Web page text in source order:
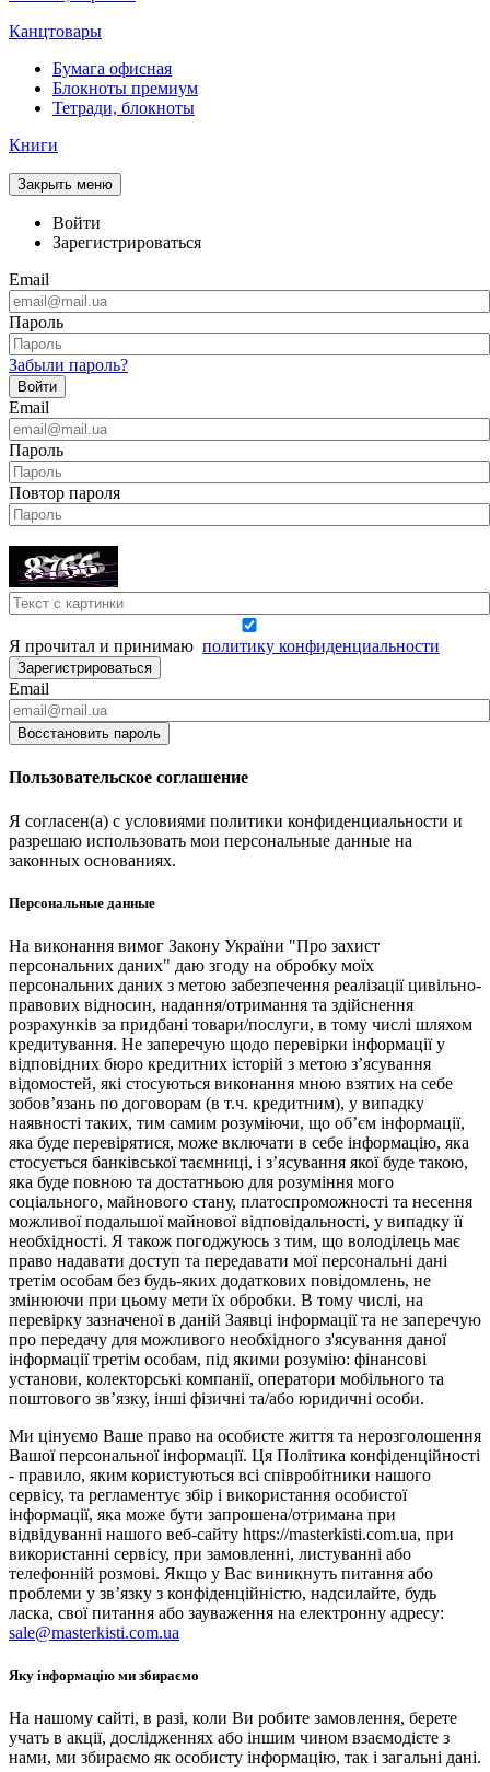
Канцтовары
Бумага офисная
Блокноты премиум
Тетради, блокноты
Книги
Закрыть меню
Войти
Зарегистрироваться
Email
Пароль
Забыли пароль?
Войти
Email
Пароль
Повтор пароля
Я прочитал и принимаю политику конфиденциальности
Зарегистрироваться
Email
Восстановить пароль
Пользовательское соглашение
Я согласен(а) с условиями политики конфиденциальности и
разрешаю использовать мои персональные данные на
законных основаниях.
Персональные данные
На виконання вимог Закону України "Про захист
персональних даних" даю згоду на обробку моїх
персональних даних з метою забезпечення реалізації цивільно-
правових відносин, надання/отримання та здійснення
розрахунків за придбані товари/послуги, в тому числі шляхом
кредитування. Не заперечую щодо перевірки інформації у
відповідних бюро кредитних історій з метою з’ясування
відомостей, які стосуються виконання мною взятих на себе
зобов’язань по договорам (в т.ч. кредитним), у випадку
наявності таких, тим самим розуміючи, що об’єм інформації,
яка буде перевірятися, може включати в себе інформацію, яка
стосується банківської таємниці, і з’ясування якої буде такою,
яка буде повною та достатньою для розуміння мого
соціального, майнового стану, платоспроможності та несення
можливої подальшої майнової відповідальності, у випадку її
необхідності. Я також погоджуюсь з тим, що володілець має
право надавати доступ та передавати мої персональні дані
третім особам без будь-яких додаткових повідомлень, не
змінюючи при цьому мети їх обробки. В тому числі, на
перевірку зазначеної в даній Заявці інформації та не заперечую
про передачу для можливого необхідного з'ясування даної
інформації третім особам, під якими розумію: фінансові
установи, колекторські компанії, оператори мобільного та
поштового зв’язку, інші фізичні та/або юридичні особи.
Ми цінуємо Ваше право на особисте життя та нерозголошення
Вашої персональної інформації. Ця Політика конфіденційності
- правило, яким користуються всі співробітники нашого
сервісу, та регламентує збір і використання особистої
інформації, яка може бути запрошена/отримана при
відвідуванні нашого веб-сайту https://masterkisti.com.ua, при
використанні сервісу, при замовленні, листуванні або
телефонній розмові. Якщо у Вас виникнуть питання або
проблеми у зв’язку з конфіденційністю, надсилайте, будь
ласка, свої питання або зауваження на електронну адресу:
sale@masterkisti.com.ua
Яку інформацію ми збираємо
На нашому сайті, в разі, коли Ви робите замовлення, берете
учать в акції, дослідженнях або іншим чином взаємодієте з
нами, ми збираємо як особисту інформацію, так і загальні дані.